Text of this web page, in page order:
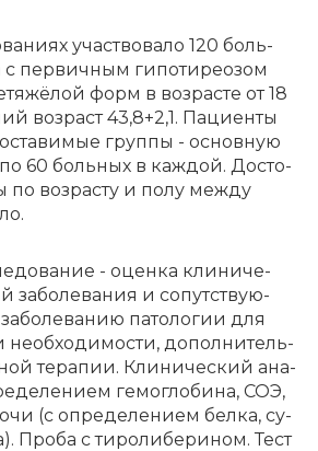
участ­во­ва­ло 120 боль­
с пер­вич­ным ги­по­ти­ре­о­зом
форм в воз­ра­сте от 18
воз­раст 43,8+2,1. Па­ци­ен­ты
груп­пы - основ­ную
60 боль­ных в каж­дой. До­сто­
воз­рас­ту и по­лу меж­ду
- оцен­ка кли­ни­че­
за­бо­ле­ва­ния и со­пут­ству­ю­
па­то­ло­гии для
не­об­хо­ди­мо­сти, до­пол­ни­тель­
те­ра­пии. Кли­ни­че­ский ана­
ге­мо­гло­би­на, СОЭ,
(с опре­де­ле­ни­ем бел­ка, су­
Про­ба с ти­ро­ли­бе­ри­ном. Тест